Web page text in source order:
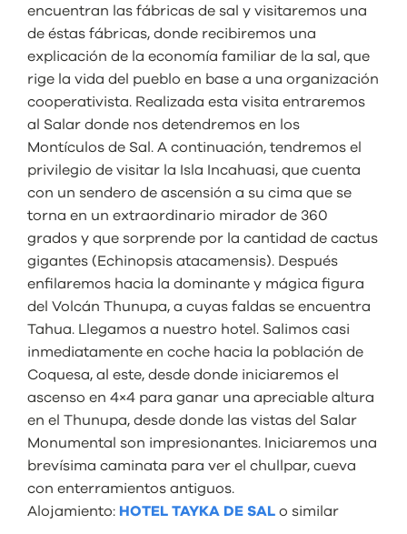
encuentran las fábricas de sal y visitaremos una
de éstas fábricas, donde recibiremos una
explicación de la economía familiar de la sal, que
rige la vida del pueblo en base a una organización
cooperativista. Realizada esta visita entraremos
al Salar donde nos detendremos en los
Montículos de Sal. A continuación, tendremos el
privilegio de visitar la Isla Incahuasi, que cuenta
con un sendero de ascensión a su cima que se
torna en un extraordinario mirador de 360
grados y que sorprende por la cantidad de cactus
gigantes (Echinopsis atacamensis). Después
enfilaremos hacia la dominante y mágica figura
del Volcán Thunupa, a cuyas faldas se encuentra
Tahua. Llegamos a nuestro hotel. Salimos casi
inmediatamente en coche hacia la población de
Coquesa, al este, desde donde iniciaremos el
ascenso en 4×4 para ganar una apreciable altura
en el Thunupa, desde donde las vistas del Salar
Monumental son impresionantes. Iniciaremos una
brevísima caminata para ver el chullpar, cueva
con enterramientos antiguos.
Alojamiento: HOTEL TAYKA DE SAL o similar